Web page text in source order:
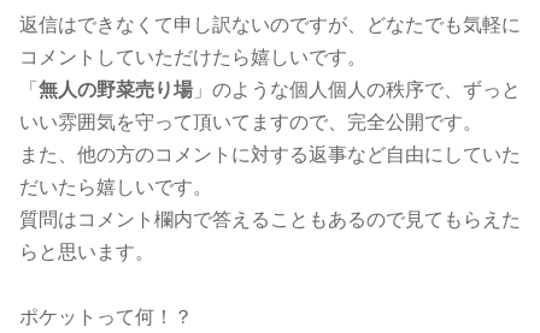
返信はできなくて申し訳ないのですが、どなたでも気軽に
コメントしていただけたら嬉しいです。
「 無人の野菜売り場 」のような個人個人の秩序で、ずっと
いい雰囲気を守って頂いてますので、完全公開です。
また、他の方のコメントに対する返事など自由にしていた
だいたら嬉しいです。
質問はコメント欄内で答えることもあるので見てもらえた
らと思います。
ポケットって何！？